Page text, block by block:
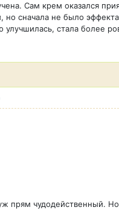
Сам крем оказался
сначала не было
стала более
прям чудодейственный.